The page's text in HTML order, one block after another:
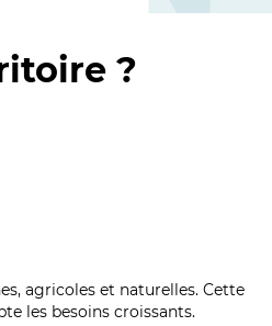
?
agricoles et naturelles. Cette
les besoins croissants.